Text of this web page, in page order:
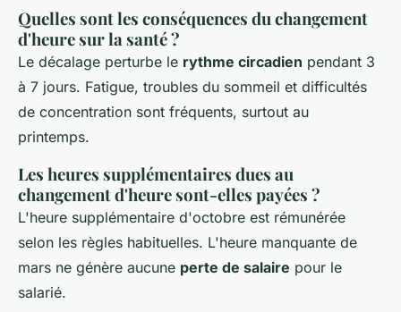
Quelles sont les conséquences du changement
d'heure sur la santé ?
Le décalage perturbe le rythme circadien pendant 3
à 7 jours. Fatigue, troubles du sommeil et difficultés
de concentration sont fréquents, surtout au
printemps.
Les heures supplémentaires dues au
changement d'heure sont-elles payées ?
L'heure supplémentaire d'octobre est rémunérée
selon les règles habituelles. L'heure manquante de
mars ne génère aucune perte de salaire pour le
salarié.